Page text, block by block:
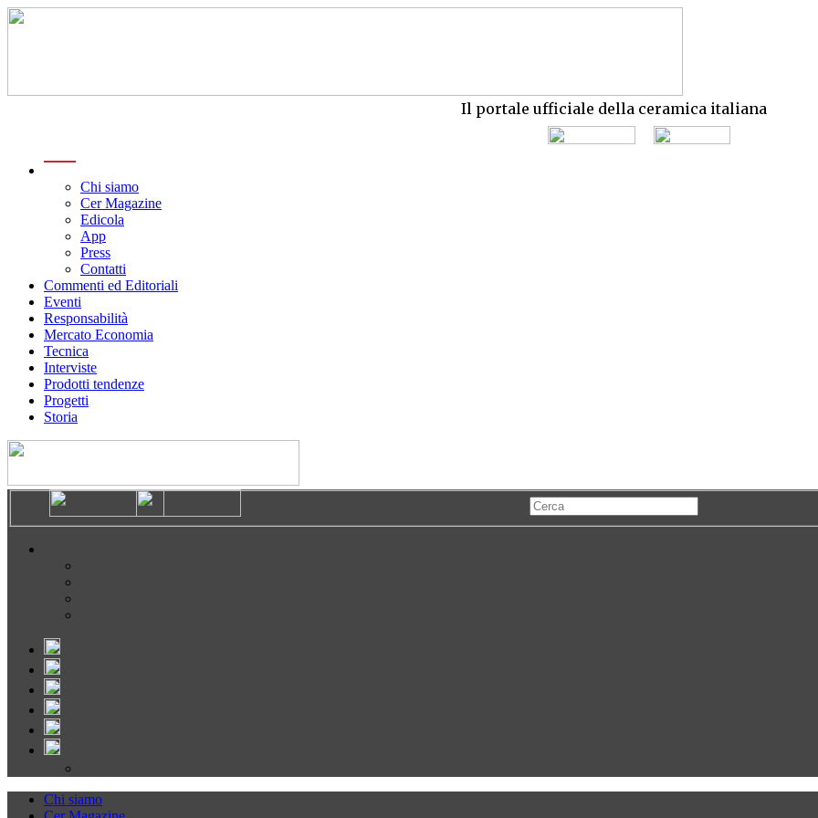
Il portale ufficiale della ceramica italiana
Chi siamo
Cer Magazine
Edicola
App
Press
Contatti
Commenti ed Editoriali
Eventi
Responsabilità
Mercato Economia
Tecnica
Interviste
Prodotti tendenze
Progetti
Storia
Chi siamo